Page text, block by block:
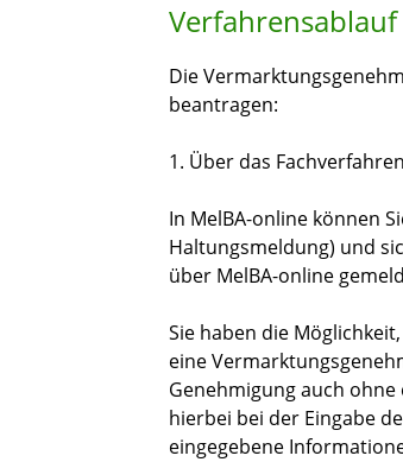
Verfahrensablauf
Die
beantragen:
1. Über das
In MelBA-online können
Haltungsmeldung) und
über MelBA-online
Sie haben die
eine
Genehmigung auch
hierbei bei der Eingabe
eingegebene